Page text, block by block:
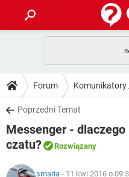
GRY
SPOTIFY
INSTAGRAM
WINDOWS 10
PORADY
PlayStation
SPOTIFY
DO POBRANIA
ANDROID
GRY
IOS
FORUM
ARTYKUŁY
Forum Komunikatory
Poprzedni Temat
Messenger -
czatu?
Rozwiązany
smaria - 11 kwi 2016 o